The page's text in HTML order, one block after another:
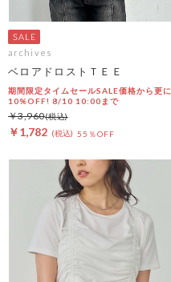
archives
ベロアドロストＴＥＥ
期間限定タイムセールSALE価格から更に
10%OFF! 8/10 10:00まで
￥1,782 55％OFF
￥3,960